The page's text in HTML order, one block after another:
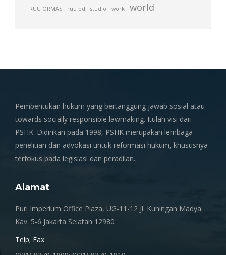
RUU ORMAS ruu pd studio work world
Pembentukan hukum yang bertanggung jawab sosial atau
towards socially responsible lawmaking. Itulah visi dari
PSHK. Didirikan pada 1998, PSHK merupakan lembaga
penelitian dan advokasi untuk reformasi hukum, khususnya
terfokus pada legislasi dan peradilan.
Alamat
Puri Imperium Office Plaza, UG-11-12 Jl. Kuningan Madya
Kav. 5-6 Jakarta Selatan 12980
Telp; Fax